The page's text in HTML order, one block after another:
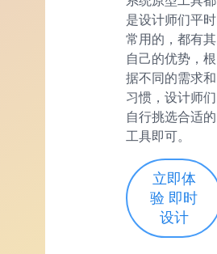
是设计师们平时
常用的，都有其
自己的优势，根
据不同的需求和
习惯，设计师们
自行挑选合适的
工具即可。
立即体
验 即时
设计